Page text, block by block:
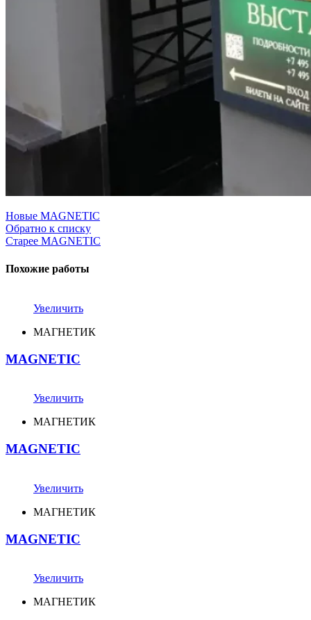
Новые MAGNETIC
Обратно к списку
Старее MAGNETIC
Похожие работы
Увеличить
МАГНЕТИК
MAGNETIC
Увеличить
МАГНЕТИК
MAGNETIC
Увеличить
МАГНЕТИК
MAGNETIC
Увеличить
МАГНЕТИК